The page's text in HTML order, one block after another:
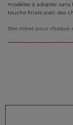
modèles à adopter
touche finale avec des
Des robes pour chaque
modèles légers et
oublier les robes en
prix mini.